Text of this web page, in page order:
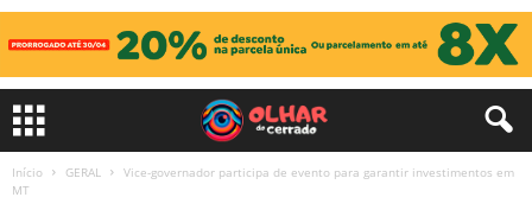
Início GERAL
Vice-governador participa de evento para garantir investimentos em
MT